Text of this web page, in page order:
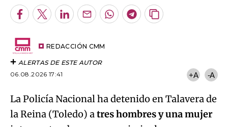
Facebook
TwitterLinkedInEnviarWhatsapp
Telegram
Copiar
REDACCIÓN CMM
ALERTAS DE ESTE AUTOR
06.08.2026 17:41
+A -A
La Policía Nacional ha detenido en Talavera de
la Reina (Toledo) atres hombres y una mujer